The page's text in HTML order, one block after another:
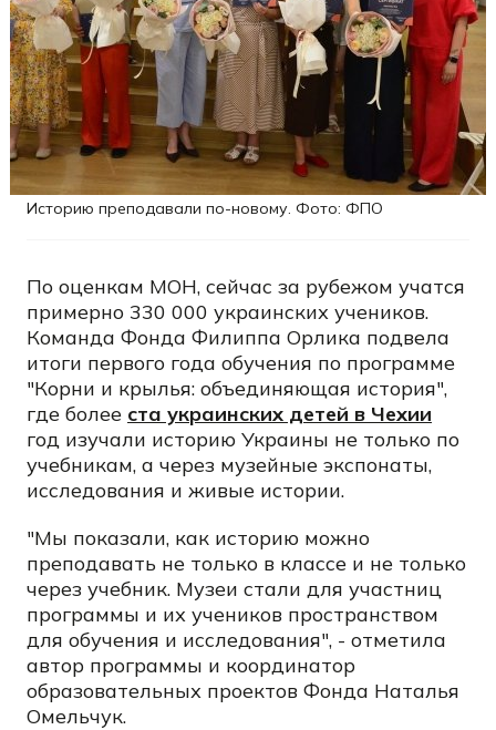
Историю преподавали по-новому. Фото: ФПО
По оценкам МОН, сейчас за рубежом учатся
примерно 330 000 украинских учеников.
Команда Фонда Филиппа Орлика подвела
итоги первого года обучения по программе
"Корни и крылья: объединяющая история",
где более ста украинских детей в Чехии
год изучали историю Украины не только по
учебникам, а через музейные экспонаты,
исследования и живые истории.
"Мы показали, как историю можно
преподавать не только в классе и не только
через учебник. Музеи стали для участниц
программы и их учеников пространством
для обучения и исследования", - отметила
автор программы и координатор
образовательных проектов Фонда Наталья
Омельчук.